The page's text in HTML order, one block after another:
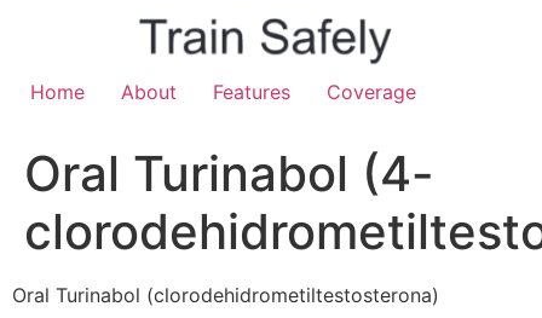
Home About Features Coverage
Oral Turinabol (4-
Oral Turinabol (clorodehidrometiltestosterona)